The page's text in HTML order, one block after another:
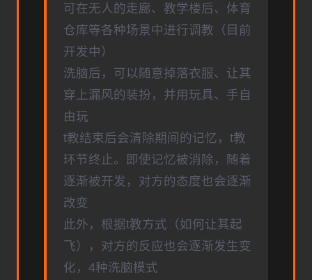
可在无人的走廊、教学楼后、体育
仓库等各种场景中进行调教（目前
开发中）
洗脑后，可以随意掉落衣服、让其
穿上漏风的装扮，并用玩具、手自
由玩
t教结束后会清除期间的记忆，t教
环节终止。即使记忆被消除，随着
逐渐被开发，对方的态度也会逐渐
改变
此外，根据t教方式（如何让其起
飞），对方的反应也会逐渐发生变
化，4种洗脑模式